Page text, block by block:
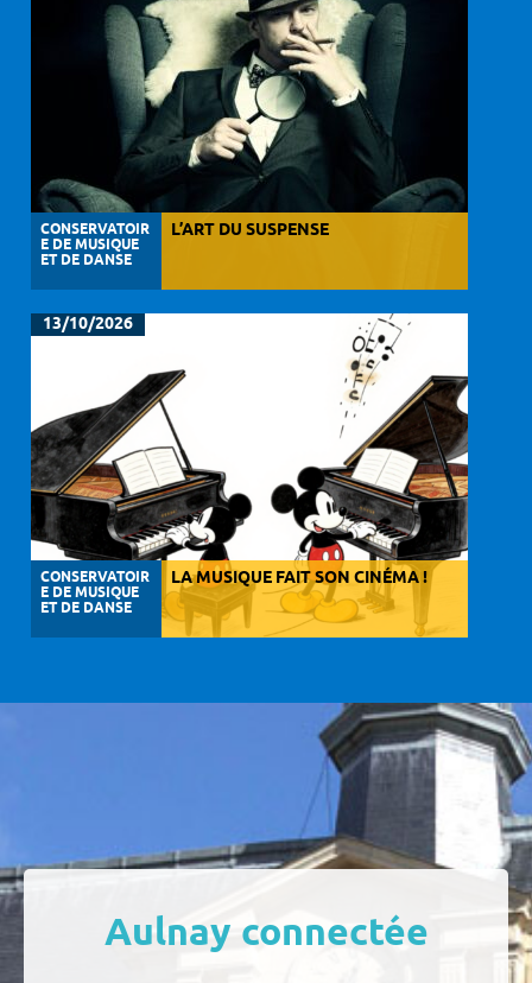
CONSERVATOIR
E DE MUSIQUE
ET DE DANSE
L’ART DU SUSPENSE
13/10/2026
CONSERVATOIR
E DE MUSIQUE
ET DE DANSE
LA MUSIQUE FAIT SON CINÉMA !
Aulnay connectée